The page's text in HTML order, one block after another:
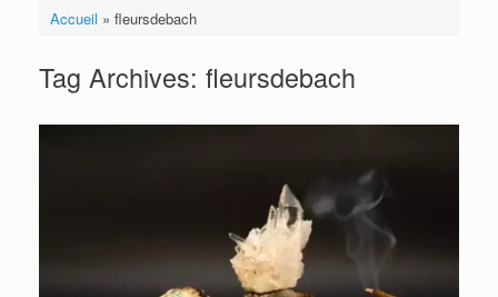
Accueil » fleursdebach
Tag Archives: fleursdebach